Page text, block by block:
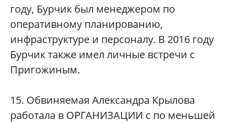
году, Бурчик был менеджером по
оперативному планированию,
инфраструктуре и персоналу. В 2016 году
Бурчик также имел личные встречи с
Пригожиным.
15. Обвиняемая Александра Крылова
работала в ОРГАНИЗАЦИИ с по меньшей